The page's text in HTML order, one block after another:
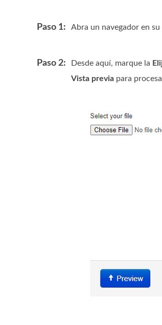
Paso 1: Abra un navegador en
Paso 2: Desde aquí, marque la
Vista previa para